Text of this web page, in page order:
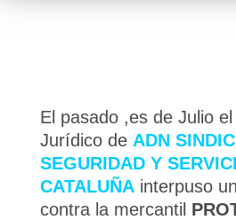
El pasado ,es de Julio
Jurídico de ADN
SEGURIDAD Y
CATALUÑAinterpuso
contra la mercantil